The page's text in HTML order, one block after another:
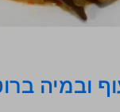
ובמיה